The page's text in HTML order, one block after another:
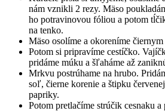
nám vznikli 2 rezy. Mäso
ho potravinovou fóliou a potom
na tenko.
Mäso osolíme a okoreníme
Potom si pripravíme cestíčko.
pridáme múku a šľaháme až
Mrkvu postrúhame na hrubo.
soľ, čierne korenie a štipku
papriky.
Potom pretlačíme strúčik cesnaku